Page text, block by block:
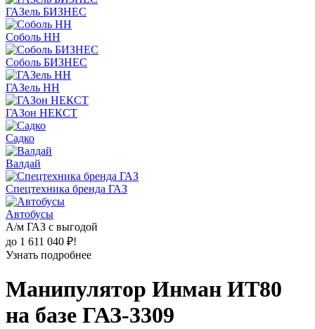
ГАЗель БИЗНЕС
Соболь НН
Соболь БИЗНЕС
ГАЗель НН
ГАЗон НЕКСТ
Садко
Валдай
Спецтехника бренда ГАЗ
Автобусы
А/м ГАЗ с выгодой
до 1 611 040 ₽!
Узнать подробнее
Манипулятор Инман ИТ80
на базе ГАЗ-3309